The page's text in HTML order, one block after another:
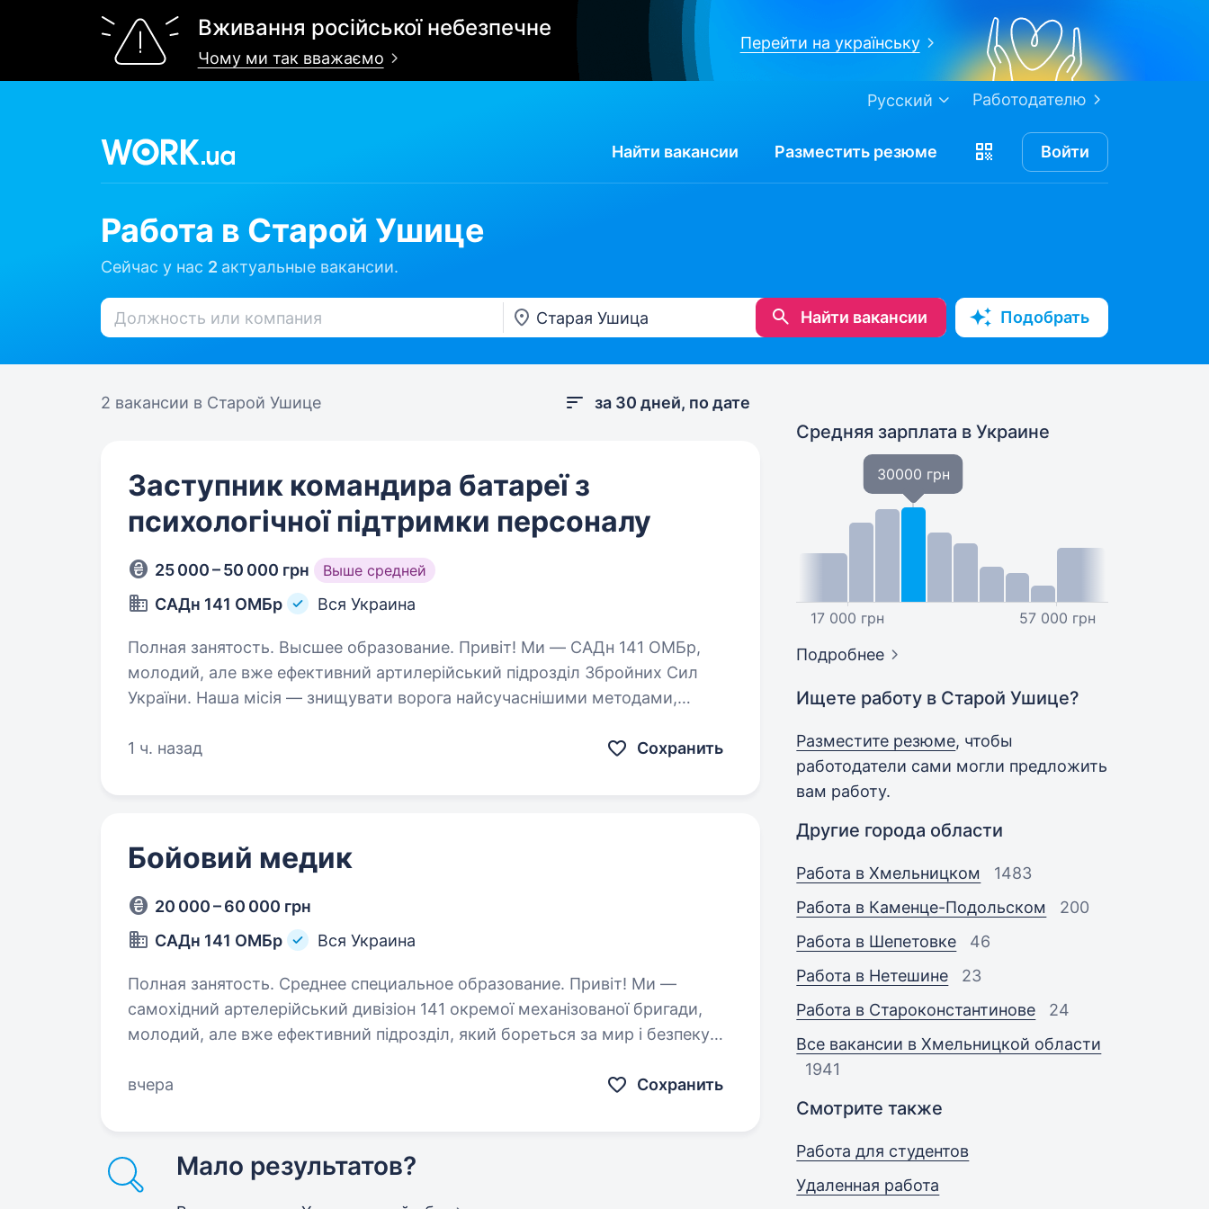
Вживання російської небезпечне
Чому ми так вважаємо
Перейти на українську
Работодателю
Русский
Найти вакансии Разместить резюме Войти
Работа в Старой Ушице
Сейчас у нас 2 актуальные вакансии.
Найти вакансии Подобрать
2 вакансии в Старой Ушице за 30 дней, по дате
Заступник командира батареї з
психологічної підтримки персоналу
25 000 – 50 000 грн Выше средней
САДн 141 ОМБр Вся Украина
Полная занятость. Высшее образование. Привіт! Ми — САДн 141 ОМБр,
молодий, але вже ефективний артилерійський підрозділ Збройних Сил
України. Наша місія — знищувати ворога найсучаснішими методами,
1 ч. назад
Сохранить
Бойовий медик
20 000 – 60 000 грн
САДн 141 ОМБр
Вся Украина
Полная занятость. Среднее специальное образование. Привіт! Ми —
самохідний артелерійський дивізіон 141 окремої механізованої бригади,
молодий, але вже ефективний підрозділ, який бореться за мир і безпеку
вчера
Сохранить
Мало результатов?
Средняя зарплата в Украине
17 000 грн
30000 грн
57 000 грн
Подробнее
Ищете работу в Старой Ушице?
Разместите резюме, чтобы
работодатели сами могли предложить
вам работу.
Другие города области
Работа в Хмельницком
1483
Работа в Каменце-Подольском
200
Работа в Шепетовке
46
Работа в Нетешине
23
Работа в Староконстантинове
24
Все вакансии в Хмельницкой области
1941
Смотрите также
Работа для студентов
Удаленная работа